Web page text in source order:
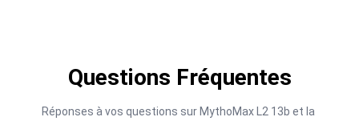
Questions Fréquentes
Réponses à vos questions sur MythoMax L2 13b et la